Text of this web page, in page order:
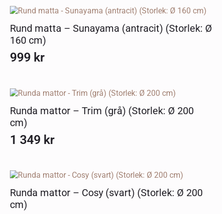
Rund matta – Sunayama (antracit) (Storlek: Ø
160 cm)
999 kr
Runda mattor – Trim (grå) (Storlek: Ø 200
cm)
1 349 kr
Runda mattor – Cosy (svart) (Storlek: Ø 200
cm)